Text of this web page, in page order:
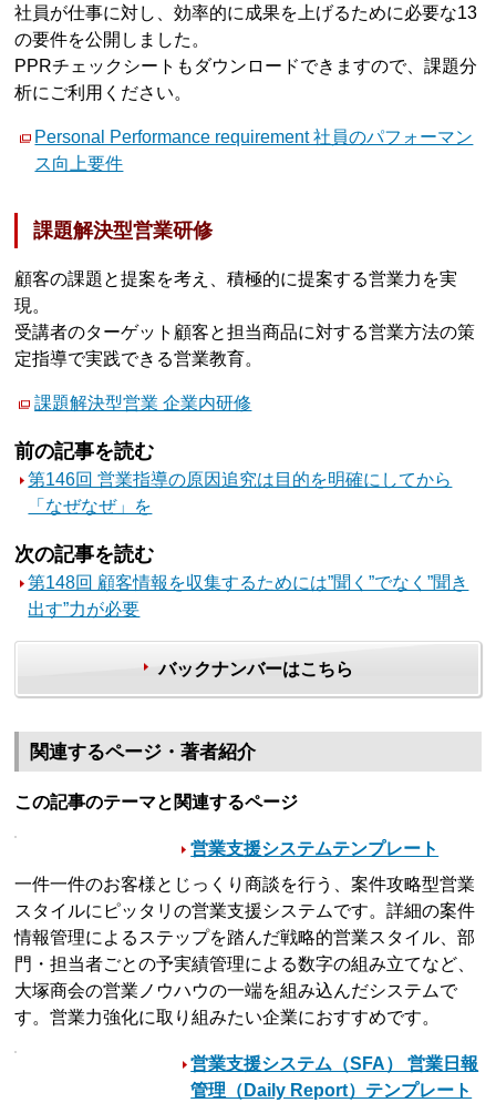
社員が仕事に対し、効率的に成果を上げるために必要な13
の要件を公開しました。
PPRチェックシートもダウンロードできますので、課題分
析にご利用ください。
Personal Performance requirement 社員のパフォーマン
ス向上要件
課題解決型営業研修
顧客の課題と提案を考え、積極的に提案する営業力を実
現。
受講者のターゲット顧客と担当商品に対する営業方法の策
定指導で実践できる営業教育。
課題解決型営業 企業内研修
前の記事を読む
第146回 営業指導の原因追究は目的を明確にしてから
「なぜなぜ」を
次の記事を読む
第148回 顧客情報を収集するためには”聞く”でなく”聞き
出す”力が必要
バックナンバーはこちら
関連するページ・著者紹介
この記事のテーマと関連するページ
営業支援システムテンプレート
一件一件のお客様とじっくり商談を行う、案件攻略型営業
スタイルにピッタリの営業支援システムです。詳細の案件
情報管理によるステップを踏んだ戦略的営業スタイル、部
門・担当者ごとの予実績管理による数字の組み立てなど、
大塚商会の営業ノウハウの一端を組み込んだシステムで
す。営業力強化に取り組みたい企業におすすめです。
営業支援システム（SFA） 営業日報
管理（Daily Report）テンプレート